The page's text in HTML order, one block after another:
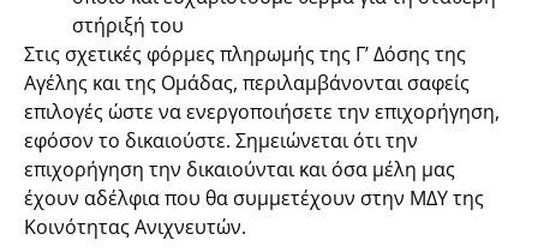
στήριξή του
Στις σχετικές φόρμες πληρωμής της Γ’ Δόσης της
Αγέλης και της Ομάδας, περιλαμβάνονται σαφείς
επιλογές ώστε να ενεργοποιήσετε την επιχορήγηση,
εφόσον το δικαιούστε. Σημειώνεται ότι την
επιχορήγηση την δικαιούνται και όσα μέλη μας
έχουν αδέλφια που θα συμμετέχουν στην ΜΔΥ της
Κοινότητας Ανιχνευτών.